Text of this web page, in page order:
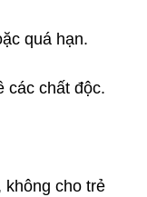
quá hạn.
các chất độc.
không cho trẻ